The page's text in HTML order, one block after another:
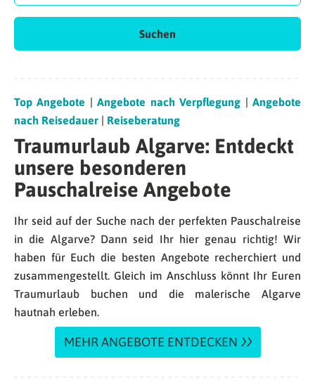
Suchen
Top Angebote |Angebote nach Verpflegung |Angebote
nach Reisedauer
Reiseberatung
Traumurlaub Algarve: Entdeckt
unsere besonderen
Pauschalreise Angebote
Ihr seid auf der Suche nach der perfekten Pauschalreise
in die Algarve? Dann seid Ihr hier genau richtig! Wir
haben für Euch die besten Angebote recherchiert und
zusammengestellt. Gleich im Anschluss könnt Ihr Euren
Traumurlaub buchen und die malerische Algarve
hautnah erleben.
MEHR ANGEBOTE ENTDECKEN